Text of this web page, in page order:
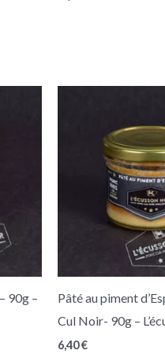
90g –
Pâté au piment
Cul Noir- 90g –
6,40€